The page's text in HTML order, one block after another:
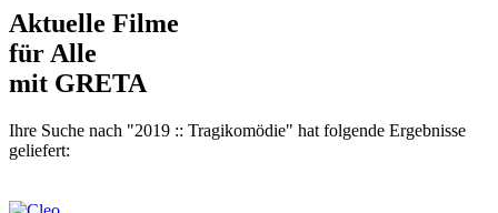
Aktuelle Filme
für Alle
mit GRETA
Ihre Suche nach "2019 :: Tragikomödie" hat folgende Ergebnisse
geliefert: